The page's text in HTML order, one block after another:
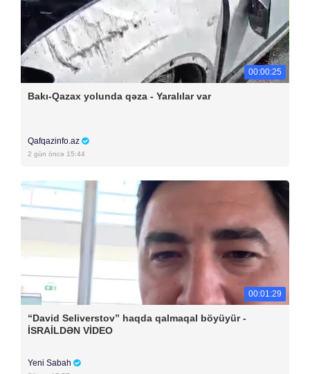
00:00:25
Bakı-Qazax yolunda qəza - Yaralılar var
Qafqazinfo.az
2 gün öncə 15:44
00:01:29
“David Seliverstov” haqda qalmaqal böyüyür -
İSRAİLDƏN VİDEO
Yeni Sabah